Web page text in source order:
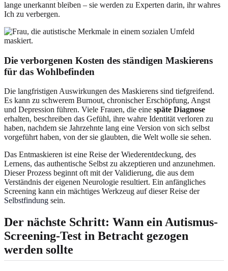
lange unerkannt bleiben – sie werden zu Experten darin, ihr wahres
Ich zu verbergen.
Die verborgenen Kosten des ständigen Maskierens
für das Wohlbefinden
Die langfristigen Auswirkungen des Maskierens sind tiefgreifend.
Es kann zu schwerem Burnout, chronischer Erschöpfung, Angst
und Depression führen. Viele Frauen, die eine späte Diagnose
erhalten, beschreiben das Gefühl, ihre wahre Identität verloren zu
haben, nachdem sie Jahrzehnte lang eine Version von sich selbst
vorgeführt haben, von der sie glaubten, die Welt wolle sie sehen.
Das Entmaskieren ist eine Reise der Wiederentdeckung, des
Lernens, das authentische Selbst zu akzeptieren und anzunehmen.
Dieser Prozess beginnt oft mit der Validierung, die aus dem
Verständnis der eigenen Neurologie resultiert. Ein anfängliches
Screening kann ein mächtiges Werkzeug auf dieser Reise der
Selbstfindung sein.
Der nächste Schritt: Wann ein Autismus-
Screening-Test in Betracht gezogen
werden sollte